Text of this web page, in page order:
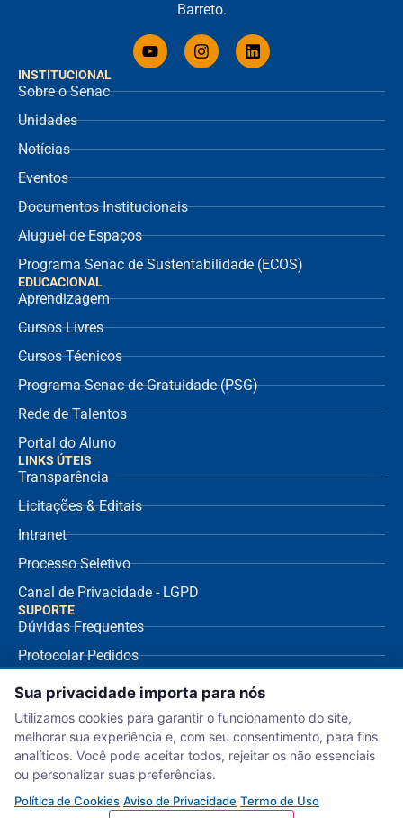
INSTITUCIONAL
Sobre o Senac
Unidades
Notícias
Eventos
Documentos Institucionais
Aluguel de Espaços
Programa Senac de Sustentabilidade (ECOS)
EDUCACIONAL
Aprendizagem
Cursos Livres
Cursos Técnicos
Programa Senac de Gratuidade (PSG)
Rede de Talentos
Portal do Aluno
Barreto.
LINKS ÚTEIS
Transparência
Licitações & Editais
Intranet
Processo Seletivo
Canal de Privacidade - LGPD
SUPORTE
Dúvidas Frequentes
Protocolar Pedidos
Envio de NF Fornecedor
Ouvidoria
Aviso de Privacidade
Termo de Uso
Política de Cookies
Sua privacidade importa para nós
Utilizamos cookies para garantir o funcionamento do site,
melhorar sua experiência e, com seu consentimento, para fins
analíticos. Você pode aceitar todos, rejeitar os não essenciais
ou personalizar suas preferências.
Política de Cookies·Aviso de Privacidade·Termo de Uso